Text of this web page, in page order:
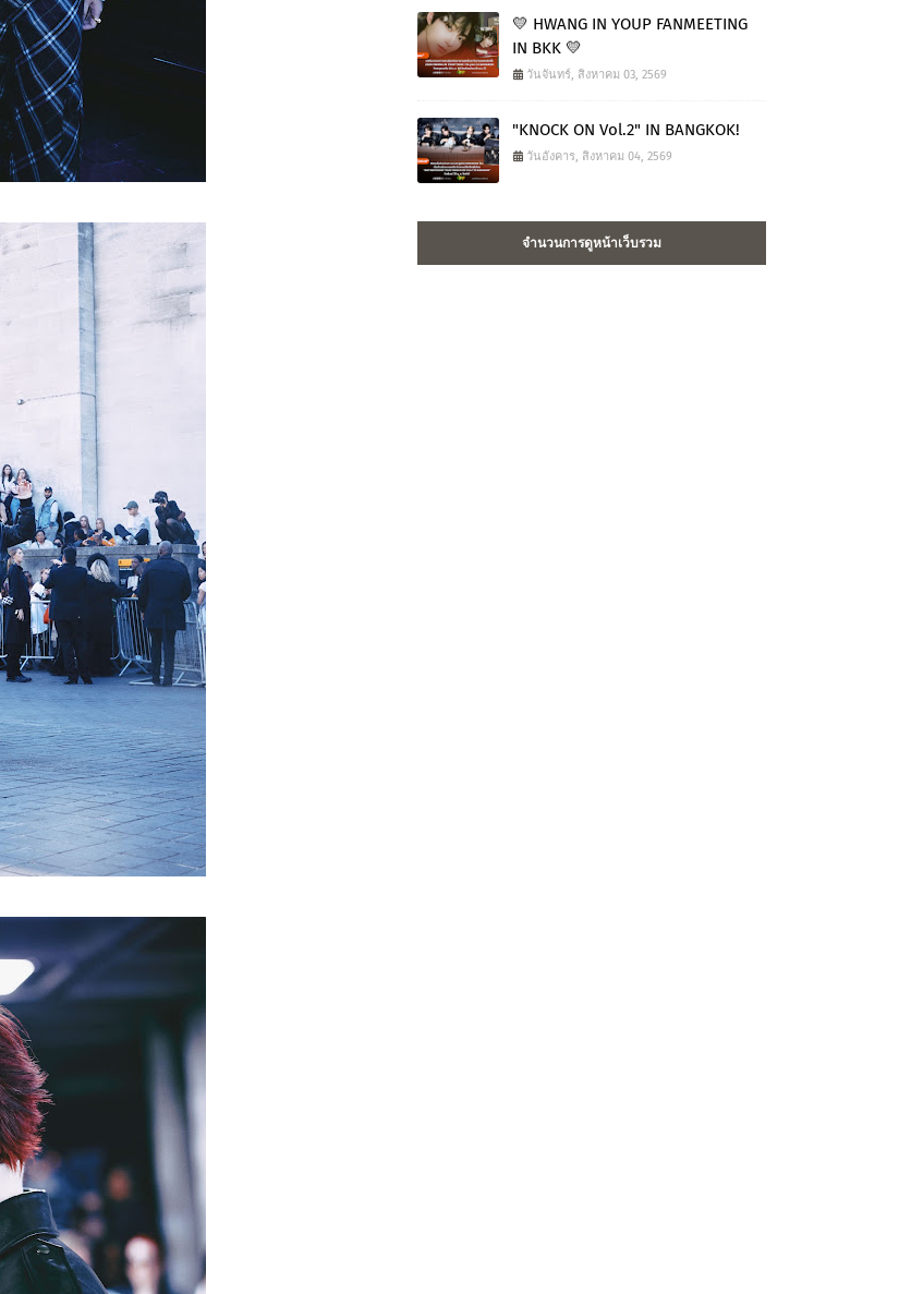
💛 HWANG IN YOUP FANMEETING
IN BKK 💛
วันจันทร์, สิงหาคม 03, 2569
"KNOCK ON Vol.2" IN BANGKOK!
วันอังคาร, สิงหาคม 04, 2569
จำนวนการดูหน้าเว็บรวม